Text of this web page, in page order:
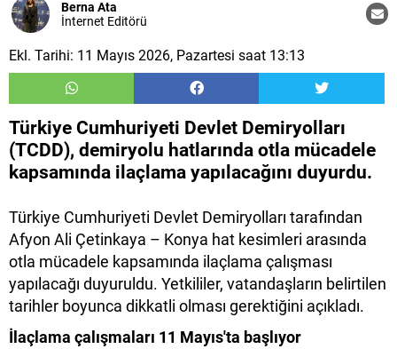
Berna Ata
İnternet Editörü
Ekl. Tarihi: 11 Mayıs 2026, Pazartesi saat 13:13
Türkiye Cumhuriyeti Devlet Demiryolları
(TCDD), demiryolu hatlarında otla mücadele
kapsamında ilaçlama yapılacağını duyurdu.
Türkiye Cumhuriyeti Devlet Demiryolları tarafından
Afyon Ali Çetinkaya – Konya hat kesimleri arasında
otla mücadele kapsamında ilaçlama çalışması
yapılacağı duyuruldu. Yetkililer, vatandaşların belirtilen
tarihler boyunca dikkatli olması gerektiğini açıkladı.
İlaçlama çalışmaları 11 Mayıs'ta başlıyor